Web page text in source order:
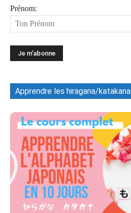
Prénom:
Apprendre les hiragana/katakana